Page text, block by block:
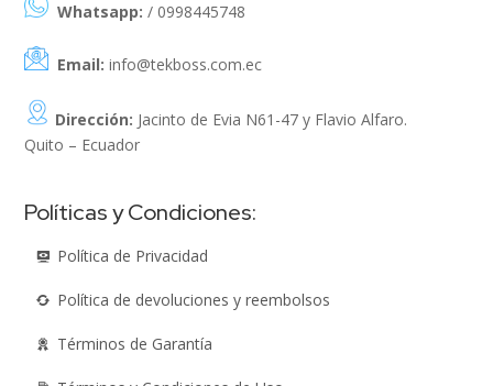
Whatsapp: / 0998445748
Email: info@tekboss.com.ec
Dirección: Jacinto de Evia N61-47 y Flavio Alfaro.
Quito – Ecuador
Políticas y Condiciones:
Política de Privacidad
Política de devoluciones y reembolsos
Términos de Garantía